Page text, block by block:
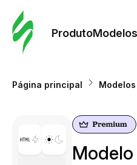
ProdutoModelos
Página principal Modelos